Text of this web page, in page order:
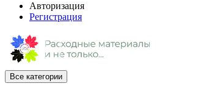
Авторизация
Регистрация
Все категории